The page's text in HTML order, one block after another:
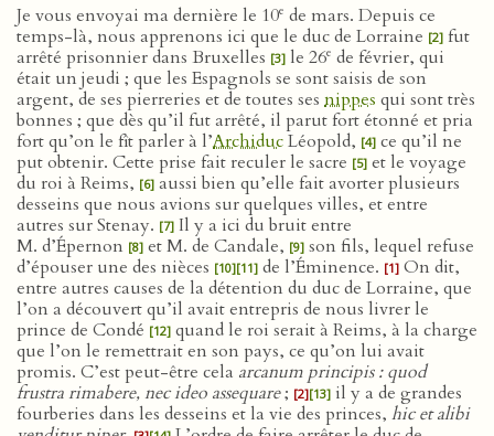
Je vous envoyai ma dernière le 10e de mars. Depuis ce
temps-là, nous apprenons ici que le duc de Lorraine [2] fut
arrêté prisonnier dans Bruxelles [3] le 26e de février, qui
était un jeudi ; que les Espagnols se sont saisis de son
argent, de ses pierreries et de toutes ses nippes qui sont très
bonnes ; que dès qu’il fut arrêté, il parut fort étonné et pria
fort qu’on le fît parler à l’ArchiducLéopold, [4] ce qu’il ne
put obtenir. Cette prise fait reculer le sacre [5] et le voyage
du roi à Reims, [6] aussi bien qu’elle fait avorter plusieurs
desseins que nous avions sur quelques villes, et entre
autres sur Stenay. [7] Il y a ici du bruit entre
M. d’Épernon [8] et M. de Candale, [9] son fils, lequel refuse
d’épouser une des nièces [10][11] de l’Éminence. [1] On dit,
entre autres causes de la détention du duc de Lorraine, que
l’on a découvert qu’il avait entrepris de nous livrer le
prince de Condé [12] quand le roi serait à Reims, à la charge
que l’on le remettrait en son pays, ce qu’on lui avait
promis. C’est peut-être cela arcanum principis : quod
frustra rimabere, nec ideo assequare; [2][13] il y a de grandes
fourberies dans les desseins et la vie des princes, hic et alibi